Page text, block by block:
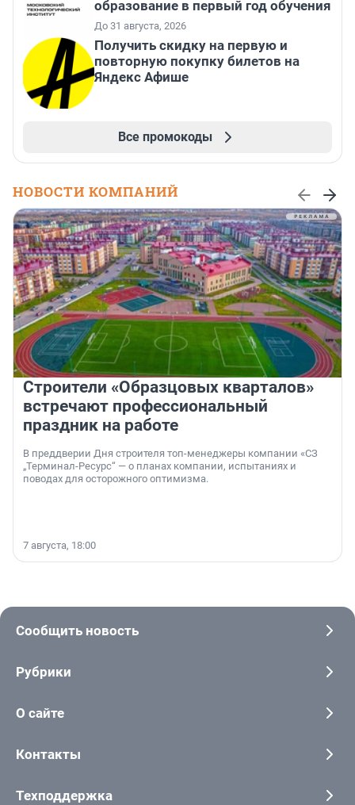
образование в первый год обучения
До 31 августа, 2026
Получить скидку на первую и
повторную покупку билетов на
Яндекс Афише
Все промокоды
НОВОСТИ КОМПАНИЙ
Строители «Образцовых кварталов»
встречают профессиональный
праздник на работе
В преддверии Дня строителя топ-менеджеры компании «СЗ
„Терминал-Ресурс“ — о планах компании, испытаниях и
поводах для осторожного оптимизма.
7 августа, 18:00
Сообщить новость
Рубрики
О сайте
Контакты
Техподдержка